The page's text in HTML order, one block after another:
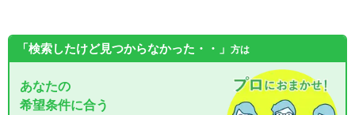
「検索したけど見つからなかった・・」 方は
あなたの
希望条件に合う